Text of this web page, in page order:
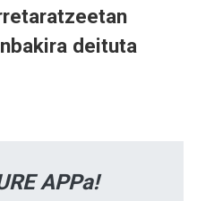
deituta
APPa!